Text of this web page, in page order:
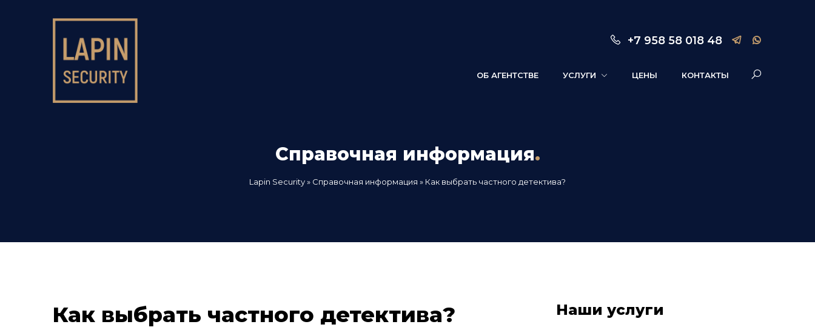
+7 958 58 018 48
ОБ АГЕНТСТВЕ УСЛУГИ ЦЕНЫ КОНТАКТЫ
Справочная информация.
Lapin Security» Справочная информация » Как выбрать частного детектива?
Как выбрать частного детектива? Наши услуги